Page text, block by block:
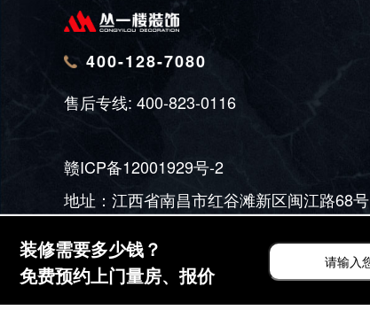
400-128-7080
售后专线: 400-823-0116
赣ICP备12001929号-2
地址：江西省南昌市红谷滩新区闽江路68号
装修需要多少钱？
免费预约上门量房、报价